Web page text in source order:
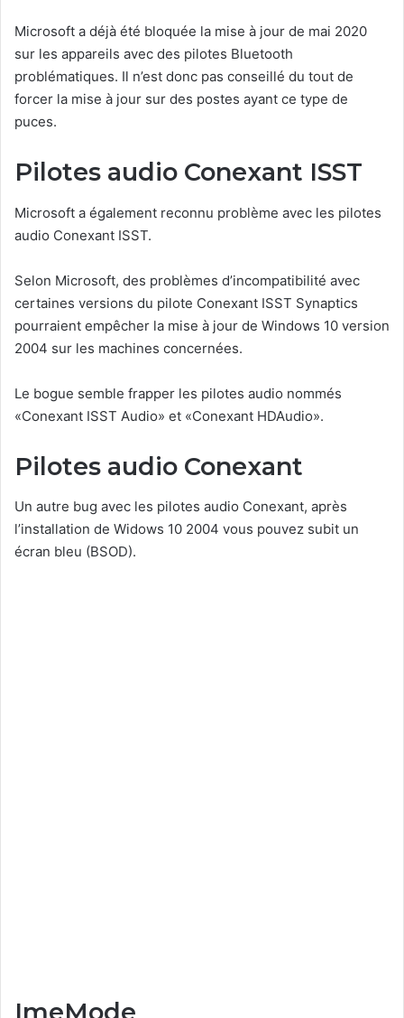
Microsoft a déjà été bloquée la mise à jour de mai 2020
sur les appareils avec des pilotes Bluetooth
problématiques. Il n’est donc pas conseillé du tout de
forcer la mise à jour sur des postes ayant ce type de
puces.
Pilotes audio Conexant ISST
Microsoft a également reconnu problème avec les pilotes
audio Conexant ISST.
Selon Microsoft, des problèmes d’incompatibilité avec
certaines versions du pilote Conexant ISST Synaptics
pourraient empêcher la mise à jour de Windows 10 version
2004 sur les machines concernées.
Le bogue semble frapper les pilotes audio nommés
«Conexant ISST Audio» et «Conexant HDAudio».
Pilotes audio Conexant
Un autre bug avec les pilotes audio Conexant, après
l’installation de Widows 10 2004 vous pouvez subit un
écran bleu (BSOD).